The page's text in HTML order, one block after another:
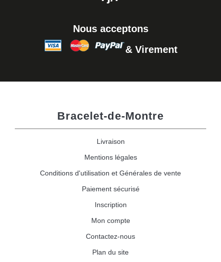
Nous acceptons
& Virement
Bracelet-de-Montre
Livraison
Mentions légales
Conditions d'utilisation et Générales de vente
Paiement sécurisé
Inscription
Mon compte
Contactez-nous
Plan du site